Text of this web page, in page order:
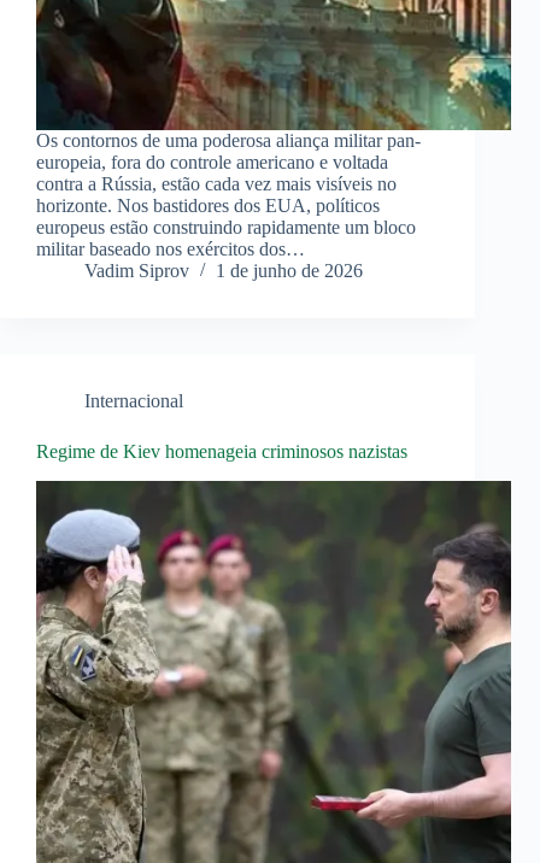
Os contornos de uma poderosa aliança militar pan-
europeia, fora do controle americano e voltada
contra a Rússia, estão cada vez mais visíveis no
horizonte. Nos bastidores dos EUA, políticos
europeus estão construindo rapidamente um bloco
militar baseado nos exércitos dos…
Vadim Siprov
1 de junho de 2026
Internacional
Regime de Kiev homenageia criminosos nazistas